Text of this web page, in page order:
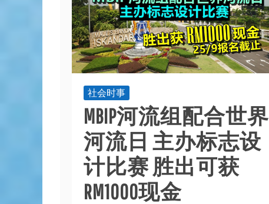
社会时事
MBIP河流组配合世界
河流日 主办标志设
计比赛 胜出可获
RM1000现金